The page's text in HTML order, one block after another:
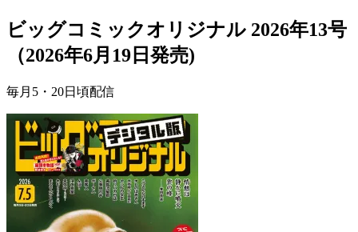
ビッグコミックオリジナル 2026年13号
（2026年6月19日発売)
毎月5・20日頃配信